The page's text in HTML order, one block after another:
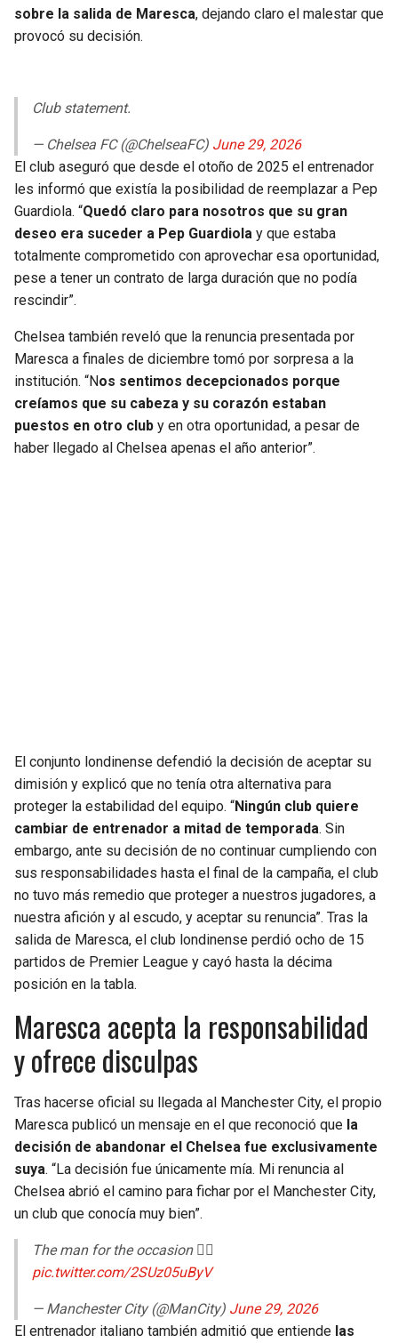
sobre la salida de Maresca, dejando claro el malestar que
provocó su decisión.
Club statement.
— Chelsea FC (@ChelseaFC) June 29, 2026
El club aseguró que desde el otoño de 2025 el entrenador
les informó que existía la posibilidad de reemplazar a Pep
Guardiola. “Quedó claro para nosotros que su gran
deseo era suceder a Pep Guardiola y que estaba
totalmente comprometido con aprovechar esa oportunidad,
pese a tener un contrato de larga duración que no podía
rescindir”.
Chelsea también reveló que la renuncia presentada por
Maresca a finales de diciembre tomó por sorpresa a la
institución. “Nos sentimos decepcionados porque
creíamos que su cabeza y su corazón estaban
puestos en otro club y en otra oportunidad, a pesar de
haber llegado al Chelsea apenas el año anterior”.
El conjunto londinense defendió la decisión de aceptar su
dimisión y explicó que no tenía otra alternativa para
proteger la estabilidad del equipo. “Ningún club quiere
cambiar de entrenador a mitad de temporada. Sin
embargo, ante su decisión de no continuar cumpliendo con
sus responsabilidades hasta el final de la campaña, el club
no tuvo más remedio que proteger a nuestros jugadores, a
nuestra afición y al escudo, y aceptar su renuncia”. Tras la
salida de Maresca, el club londinense perdió ocho de 15
partidos de Premier League y cayó hasta la décima
posición en la tabla.
Maresca acepta la responsabilidad
y ofrece disculpas
Tras hacerse oficial su llegada al Manchester City, el propio
Maresca publicó un mensaje en el que reconoció que la
decisión de abandonar el Chelsea fue exclusivamente
suya. “La decisión fue únicamente mía. Mi renuncia al
Chelsea abrió el camino para fichar por el Manchester City,
un club que conocía muy bien”.
The man for the occasion 😮‍💨
pic.twitter.com/2SUz05uByV
— Manchester City (@ManCity) June 29, 2026
El entrenador italiano también admitió que entiende las